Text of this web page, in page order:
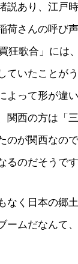
説あり、江戸
荷さんの呼び
狂歌合」には
ていたことが
よって形が違
関西の方は「
のが関西なの
るのだそうです
なく日本の郷
ームだなんて